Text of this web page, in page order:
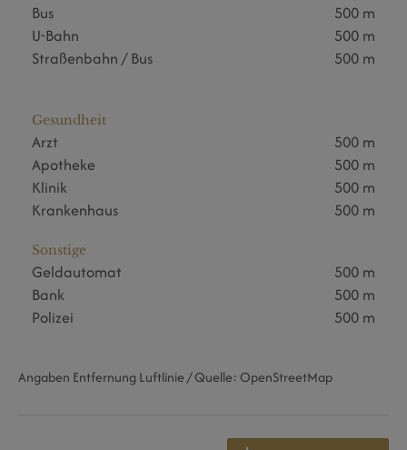
Bus
500 m
U-Bahn
500 m
Straßenbahn / Bus
500 m
Gesundheit
Arzt
500 m
Apotheke
500 m
Klinik
500 m
Krankenhaus
500 m
Sonstige
Geldautomat
500 m
Bank
500 m
Polizei
500 m
Angaben Entfernung Luftlinie / Quelle: OpenStreetMap